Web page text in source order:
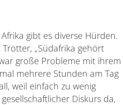
gibt es diverse Hürden.
„Südafrika gehört
große Probleme mit ihrem
mehrere Stunden am Tag
weil einfach zu wenig
Diskurs da,